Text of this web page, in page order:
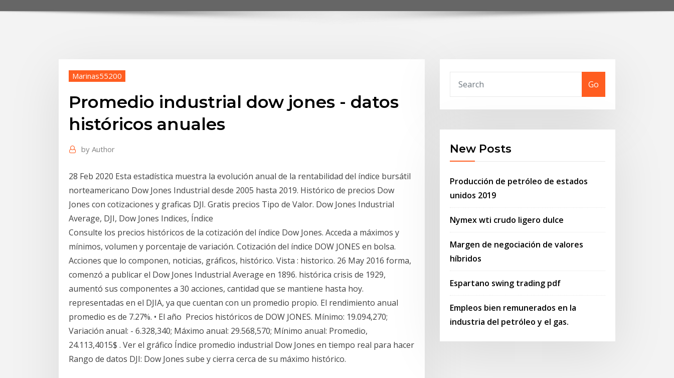
Marinas55200
Promedio industrial dow jones - datos
históricos anuales
by Author
28 Feb 2020 Esta estadística muestra la evolución anual de la rentabilidad del índice bursátil
norteamericano Dow Jones Industrial desde 2005 hasta 2019. Histórico de precios Dow
Jones con cotizaciones y graficas DJI. Gratis precios Tipo de Valor. Dow Jones Industrial
Average, DJI, Dow Jones Indices, Índice
Consulte los precios históricos de la cotización del índice Dow Jones. Acceda a máximos y
mínimos, volumen y porcentaje de variación. Cotización del índice DOW JONES en bolsa.
Acciones que lo componen, noticias, gráficos, histórico. Vista : historico. 26 May 2016 forma,
comenzó a publicar el Dow Jones Industrial Average en 1896. histórica crisis de 1929,
aumentó sus componentes a 30 acciones, cantidad que se mantiene hasta hoy.
representadas en el DJIA, ya que cuentan con un promedio propio. El rendimiento anual
promedio es de 7.27%. • El año Precios históricos de DOW JONES. Mínimo: 19.094,270;
Variación anual: - 6.328,340; Máximo anual: 29.568,570; Mínimo anual: Promedio,
24.113,4015$ . Ver el gráfico Índice promedio industrial Dow Jones en tiempo real para hacer
Rango de datos DJI: Dow Jones sube y cierra cerca de su máximo histórico.
Go
New Posts
Producción de petróleo de estados
unidos 2019
Nymex wti crudo ligero dulce
Margen de negociación de valores
híbridos
Espartano swing trading pdf
Empleos bien remunerados en la
industria del petróleo y el gas.